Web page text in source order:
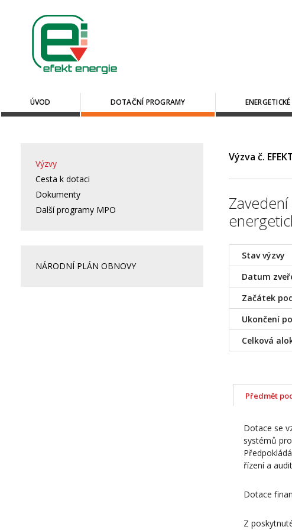
ÚVOD DOTAČNÍ PROGRAMY
Výzvy
Cesta k dotaci
Dokumenty
Další programy MPO
NÁRODNÍ PLÁN OBNOVY
Výzva č.
Stav výzvy
Datum
Začátek
Ukončení
Celková
Předmět
Dotace se
systémů
řízení a
Dotace
Z